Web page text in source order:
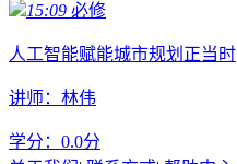
15:09 必修
人工智能赋能城市规划正当时
讲师：林伟
学分： 0.0分